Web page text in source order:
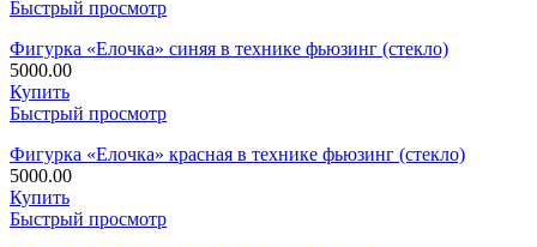
Быстрый просмотр
Фигурка «Елочка» синяя в технике фьюзинг (стекло)
5000.00
Купить
Быстрый просмотр
Фигурка «Елочка» красная в технике фьюзинг (стекло)
5000.00
Купить
Быстрый просмотр